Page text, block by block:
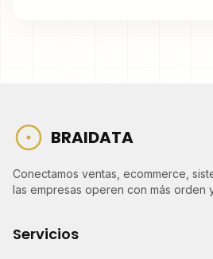
BRAIDATA
Conectamos ventas, ecommerce,
las empresas operen con más orden
Servicios